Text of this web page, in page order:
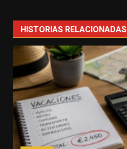
HISTORIAS RELACIONADAS